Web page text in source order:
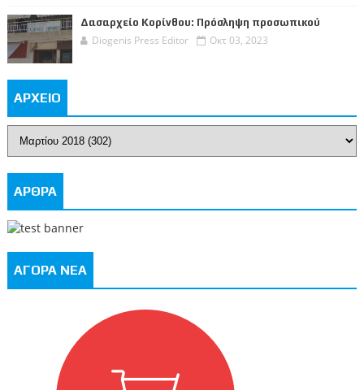
Δασαρχείο Κορίνθου: Πρόσληψη προσωπικού
Diogenis Press Editor Οκτ 03, 2023
ΑΡΧΕΙΟ
ΑΡΘΡΑ
ΑΓΟΡΑ ΝΕΑ